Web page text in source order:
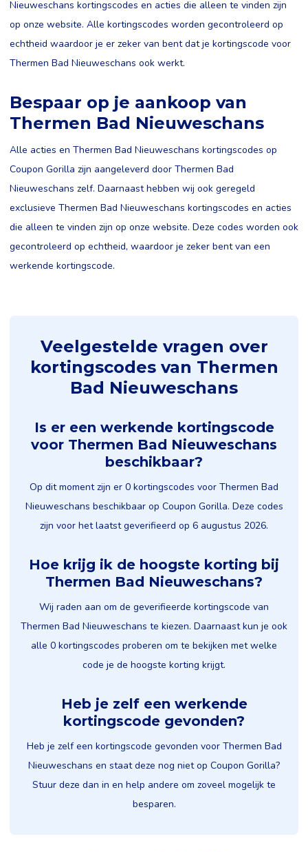
Nieuweschans kortingscodes en acties die alleen te vinden zijn
op onze website. Alle kortingscodes worden gecontroleerd op
echtheid waardoor je er zeker van bent dat je kortingscode voor
Thermen Bad Nieuweschans ook werkt.
Bespaar op je aankoop van
Thermen Bad Nieuweschans
Alle acties en Thermen Bad Nieuweschans kortingscodes op
Coupon Gorilla zijn aangeleverd door Thermen Bad
Nieuweschans zelf. Daarnaast hebben wij ook geregeld
exclusieve Thermen Bad Nieuweschans kortingscodes en acties
die alleen te vinden zijn op onze website. Deze codes worden ook
gecontroleerd op echtheid, waardoor je zeker bent van een
werkende kortingscode.
Veelgestelde vragen over
kortingscodes van Thermen
Bad Nieuweschans
Is er een werkende kortingscode
voor Thermen Bad Nieuweschans
beschikbaar?
Op dit moment zijn er 0 kortingscodes voor Thermen Bad
Nieuweschans beschikbaar op Coupon Gorilla. Deze codes
zijn voor het laatst geverifieerd op 6 augustus 2026.
Hoe krijg ik de hoogste korting bij
Thermen Bad Nieuweschans?
Wij raden aan om de geverifieerde kortingscode van
Thermen Bad Nieuweschans te kiezen. Daarnaast kun je ook
alle 0 kortingscodes proberen om te bekijken met welke
code je de hoogste korting krijgt.
Heb je zelf een werkende
kortingscode gevonden?
Heb je zelf een kortingscode gevonden voor Thermen Bad
Nieuweschans en staat deze nog niet op Coupon Gorilla?
Stuur deze dan in en help andere om zoveel mogelijk te
besparen.